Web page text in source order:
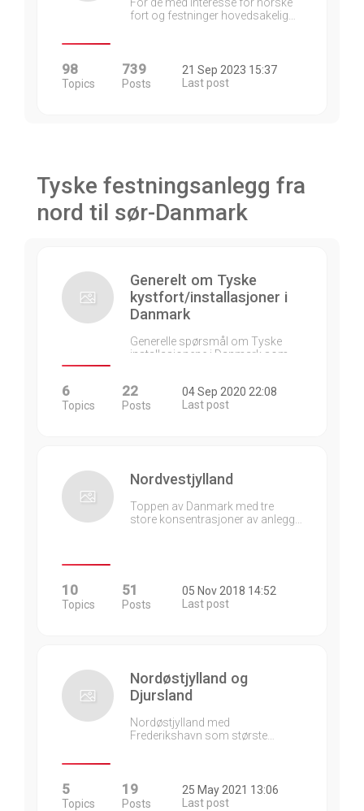
fort og festninger hovedsakelig…
98
Topics
739
Posts
21 Sep 2023 15:37
Last post
Tyske festningsanlegg fra
nord til sør-Danmark
Generelt om Tyske
kystfort/installasjoner i
Danmark
Generelle spørsmål om Tyske
installasjonene i Danmark som…
6
Topics
22
Posts
04 Sep 2020 22:08
Last post
Nordvestjylland
Toppen av Danmark med tre
store konsentrasjoner av anlegg…
10
Topics
51
Posts
05 Nov 2018 14:52
Last post
Nordøstjylland og
Djursland
Nordøstjylland med
Frederikshavn som største…
5
Topics
19
Posts
25 May 2021 13:06
Last post